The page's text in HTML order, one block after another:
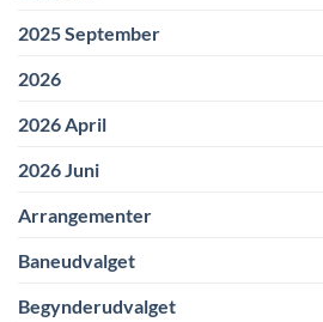
2025 September
2026
2026 April
2026 Juni
Arrangementer
Baneudvalget
Begynderudvalget